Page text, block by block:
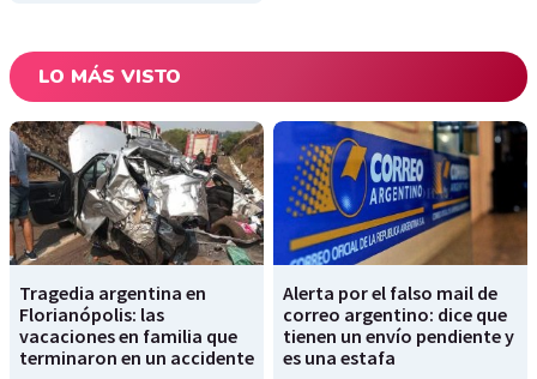
LO MÁS VISTO
Tragedia argentina en
Florianópolis: las
vacaciones en familia que
terminaron en un accidente
Alerta por el falso mail de
correo argentino: dice que
tienen un envío pendiente y
es una estafa